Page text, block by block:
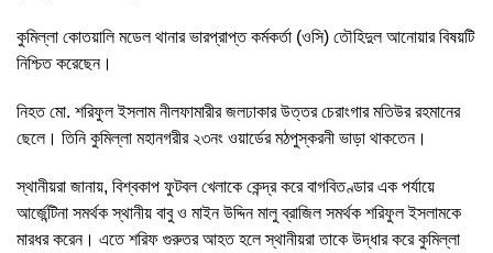
কুমিল্লা কোতয়ালি মডেল থানার ভারপ্রাপ্ত কর্মকর্তা (ওসি) তৌহিদুল আনোয়ার বিষয়টি
নিশ্চিত করেছেন।
নিহত মো. শরিফুল ইসলাম নীলফামারীর জলঢাকার উত্তর চেরাংগার মতিউর রহমানের
ছেলে। তিনি কুমিল্লা মহানগরীর ২৩নং ওয়ার্ডের মঠপুস্করনী ভাড়া থাকতেন।
স্থানীয়রা জানায়, বিশ্বকাপ ফুটবল খেলাকে কেন্দ্র করে বাগবিতণ্ডার এক পর্যায়ে
আর্জেন্টিনা সমর্থক স্থানীয় বাবু ও মাইন উদ্দিন মালু ব্রাজিল সমর্থক শরিফুল ইসলামকে
মারধর করেন। এতে শরিফ গুরুতর আহত হলে স্থানীয়রা তাকে উদ্ধার করে কুমিল্লা